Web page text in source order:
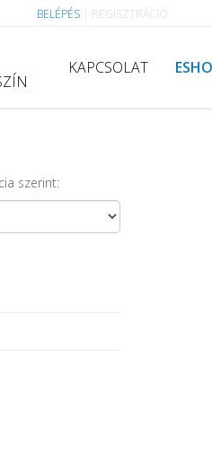
BELÉPÉS REGISZTRÁCIÓ
KAPCSOLAT
szerint: